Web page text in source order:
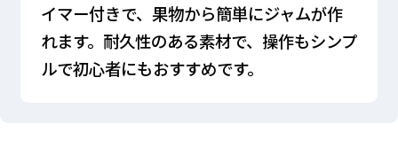
イマー付きで、果物から簡単にジャムが作
れます。耐久性のある素材で、操作もシンプ
ルで初心者にもおすすめです。